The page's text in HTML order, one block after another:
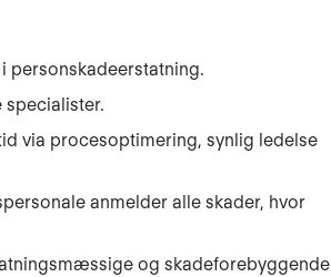
personskadeerstatning.
via procesoptimering, synlig ledelse
anmelder alle skader, hvor
og skadeforebyggende